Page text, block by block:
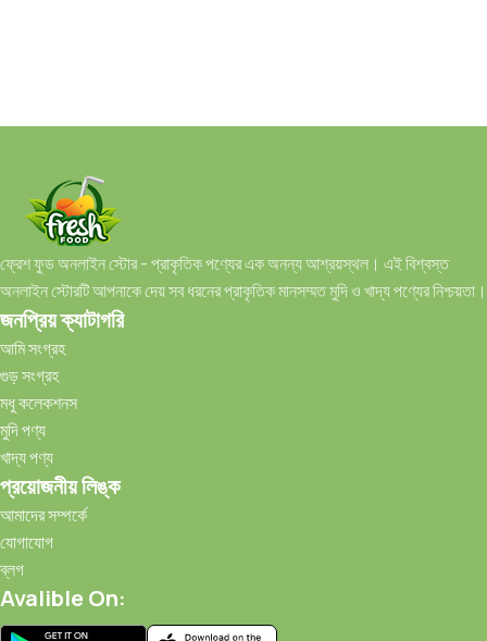
ফ্রেশ ফুড অনলাইন স্টোর - প্রাকৃতিক পণ্যের এক অনন্য আশ্রয়স্থল। এই বিশ্বস্ত
অনলাইন স্টোরটি আপনাকে দেয় সব ধরনের প্রাকৃতিক মানসম্মত মুদি ও খাদ্য পণ্যের নিশ্চয়তা।
জনপ্রিয় ক্যাটাগরি
আমি সংগ্রহ
গুড় সংগ্রহ
মধু কলেকশনস
মুদি পণ্য
খাদ্য পণ্য
প্রয়োজনীয় লিঙ্ক
আমাদের সম্পর্কে
যোগাযোগ
ব্লগ
Avalible On: